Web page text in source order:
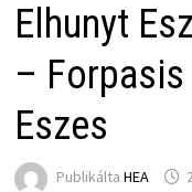
Elhunyt
–
Eszes
Publikálta HEA